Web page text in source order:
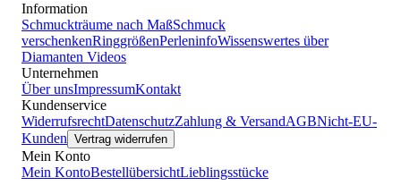
Information
Schmuckträume nach MaßSchmuck
verschenkenRinggrößenPerleninfoWissenswertes über
Diamanten Videos
Unternehmen
Über unsImpressumKontakt
Kundenservice
WiderrufsrechtDatenschutzZahlung & VersandAGBNicht-EU-
Kunden Vertrag widerrufen
Mein Konto
Mein KontoBestellübersichtLieblingsstücke